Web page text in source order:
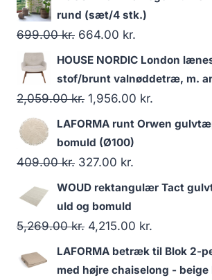
rund (sæt/4 stk.)
699.00kr. 664.00 kr.
HOUSE NORDIC London
stof/brunt valnøddetræ, m.
2,059.00kr. 1,956.00 kr.
LAFORMA runt Orwen
bomuld (Ø100)
409.00kr. 327.00 kr.
WOUD rektangulær Tact
uld og bomuld
5,269.00kr. 4,215.00 kr.
LAFORMA betræk til Blok 2-
med højre chaiselong - beige